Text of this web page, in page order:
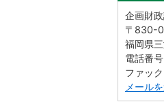
企画財
〒830-
福岡県
電話番
ファッ
メール